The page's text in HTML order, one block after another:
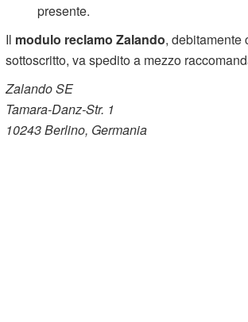
presente.
Il modulo reclamo Zalando, debitamente
sottoscritto, va spedito a mezzo
Zalando SE
Tamara-Danz-Str. 1
10243 Berlino, Germania